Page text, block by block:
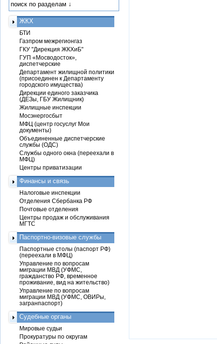
ЖКХ
БТИ
Газпром межрегионгаз
ГКУ "Дирекция ЖКХиБ"
ГУП «Мосводосток»,
диспетчерские
Департамент жилищной политики
(присоединен к Департаменту
городского имущества)
Дирекции единого заказчика
(ДЕЗы, ГБУ Жилищник)
Жилищные инспекции
Мосэнергосбыт
МФЦ (центр госуслуг Мои
документы)
Объединенные диспетчерские
службы (ОДС)
Службы одного окна (переехали в
МФЦ)
Центры приватизации
Финансы и связь
Налоговые инспекции
Отделения Сбербанка РФ
Почтовые отделения
Центры продаж и обслуживания
МГТС
Паспортно-визовые службы
Паспортные столы (паспорт РФ)
(переехали в МФЦ)
Управление по вопросам
миграции МВД (УФМС,
гражданство РФ, временное
проживание, вид на жительство)
Управление по вопросам
миграции МВД (УФМС, ОВИРы,
загранпаспорт)
Судебные органы
Мировые судьи
Прокуратуры по округам